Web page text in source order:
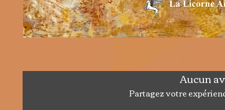
Aucun
Partagez votre